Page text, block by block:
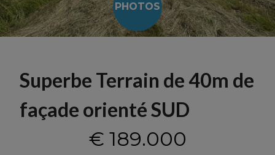
PHOTOS
Superbe Terrain de 40m de
façade orienté SUD
€ 189.000